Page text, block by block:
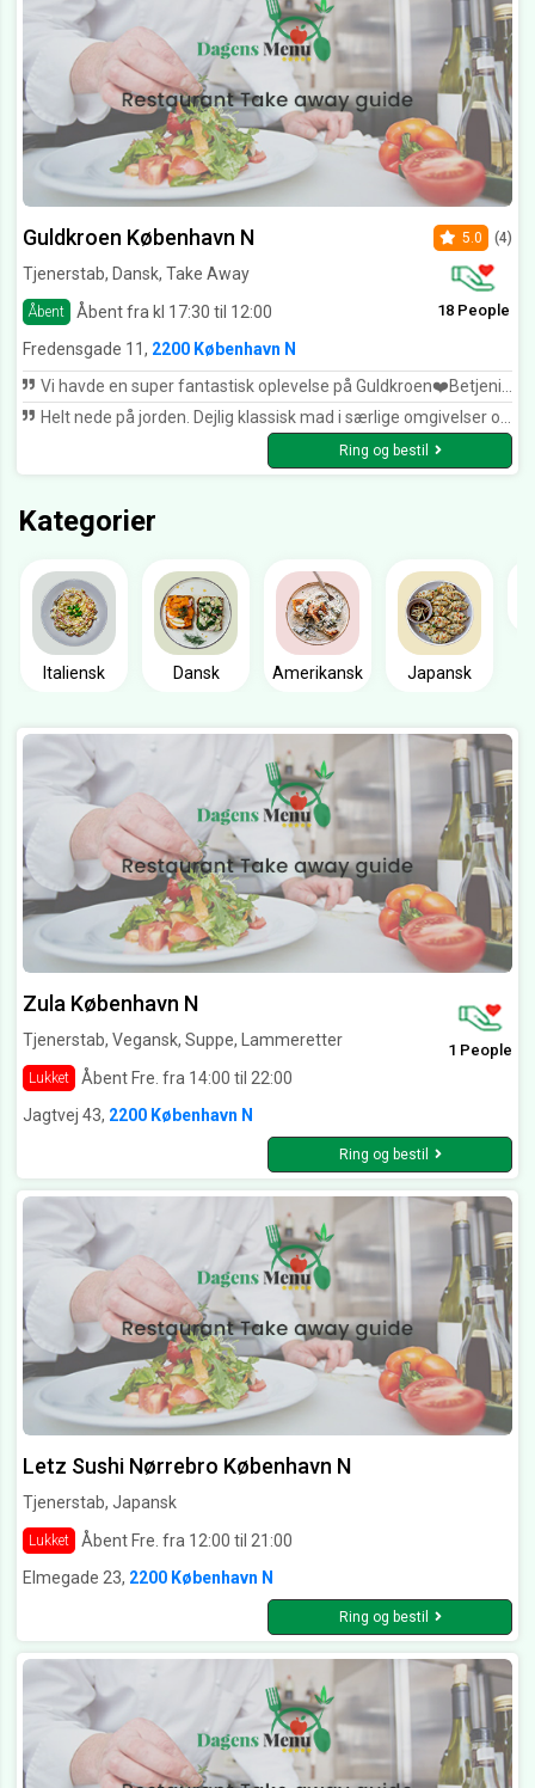
Guldkroen København N
Tjenerstab, Dansk, Take Away
Åbent Åbent fra kl 17:30 til 12:00
5.0 (4)
18 People
Fredensgade 11, 2200 København N
Vi havde en super fantastisk oplevelse på Guldkroen❤️Betjening var perfekt😍maden var suveræn 😘de skal have 10 stjerner opad⭐️⭐️⭐️⭐️⭐️⭐️⭐️⭐️⭐️⭐️⭐️⭐️⭐️⭐️⭐️⭐️⭐️⭐️⭐️⭐️Det er ikke sidste gang vi kommer ❤️Vil anbefal familie og venner at de skal få sådan en oplevelse❤️
Helt nede på jorden. Dejlig klassisk mad i særlige omgivelser og en dejlig frisk betjenin
Ring og bestil
Kategorier
Italiensk Dansk Amerikansk Japansk
Zula København N
Tjenerstab, Vegansk, Suppe, Lammeretter
Lukket Åbent Fre. fra 14:00 til 22:00
1 People
Jagtvej 43, 2200 København N
Ring og bestil
Letz Sushi Nørrebro København N
Tjenerstab, Japansk
Lukket
Åbent Fre. fra 12:00 til 21:00
Elmegade 23, 2200 København N
Ring og bestil